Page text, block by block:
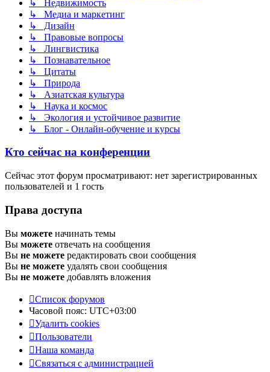
↳ Недвижимость
↳ Медиа и маркетинг
↳ Дизайн
↳ Правовые вопросы
↳ Лингвистика
↳ Познавательное
↳ Цитаты
↳ Природа
↳ Азиатская культура
↳ Наука и космос
↳ Экология и устойчивое развитие
↳ Блог - Онлайн-обучение и курсы
Кто сейчас на конференции
Сейчас этот форум просматривают: нет зарегистрированных
пользователей и 1 гость
Права доступа
Вы можете начинать темы
Вы можете отвечать на сообщения
Вы не можете редактировать свои сообщения
Вы не можете удалять свои сообщения
Вы не можете добавлять вложения
Список форумов
Часовой пояс: UTC+03:00
Удалить cookies
Пользователи
Наша команда
Связаться с администрацией